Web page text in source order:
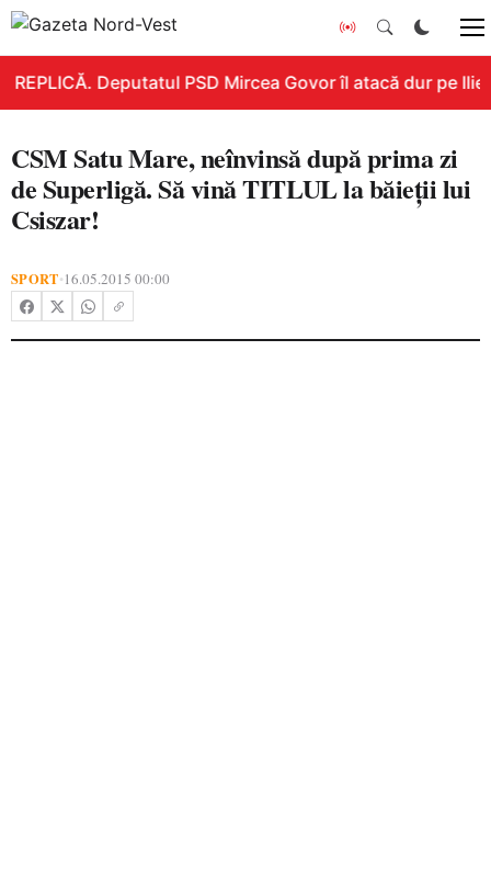
REPLICĂ. Deputatul PSD Mircea Govor îl atacă dur pe
CSM Satu Mare, neînvinsă după prima zi
de Superligă. Să vină TITLUL la băieţii lui
Csiszar!
SPORT•16.05.2015 00:00